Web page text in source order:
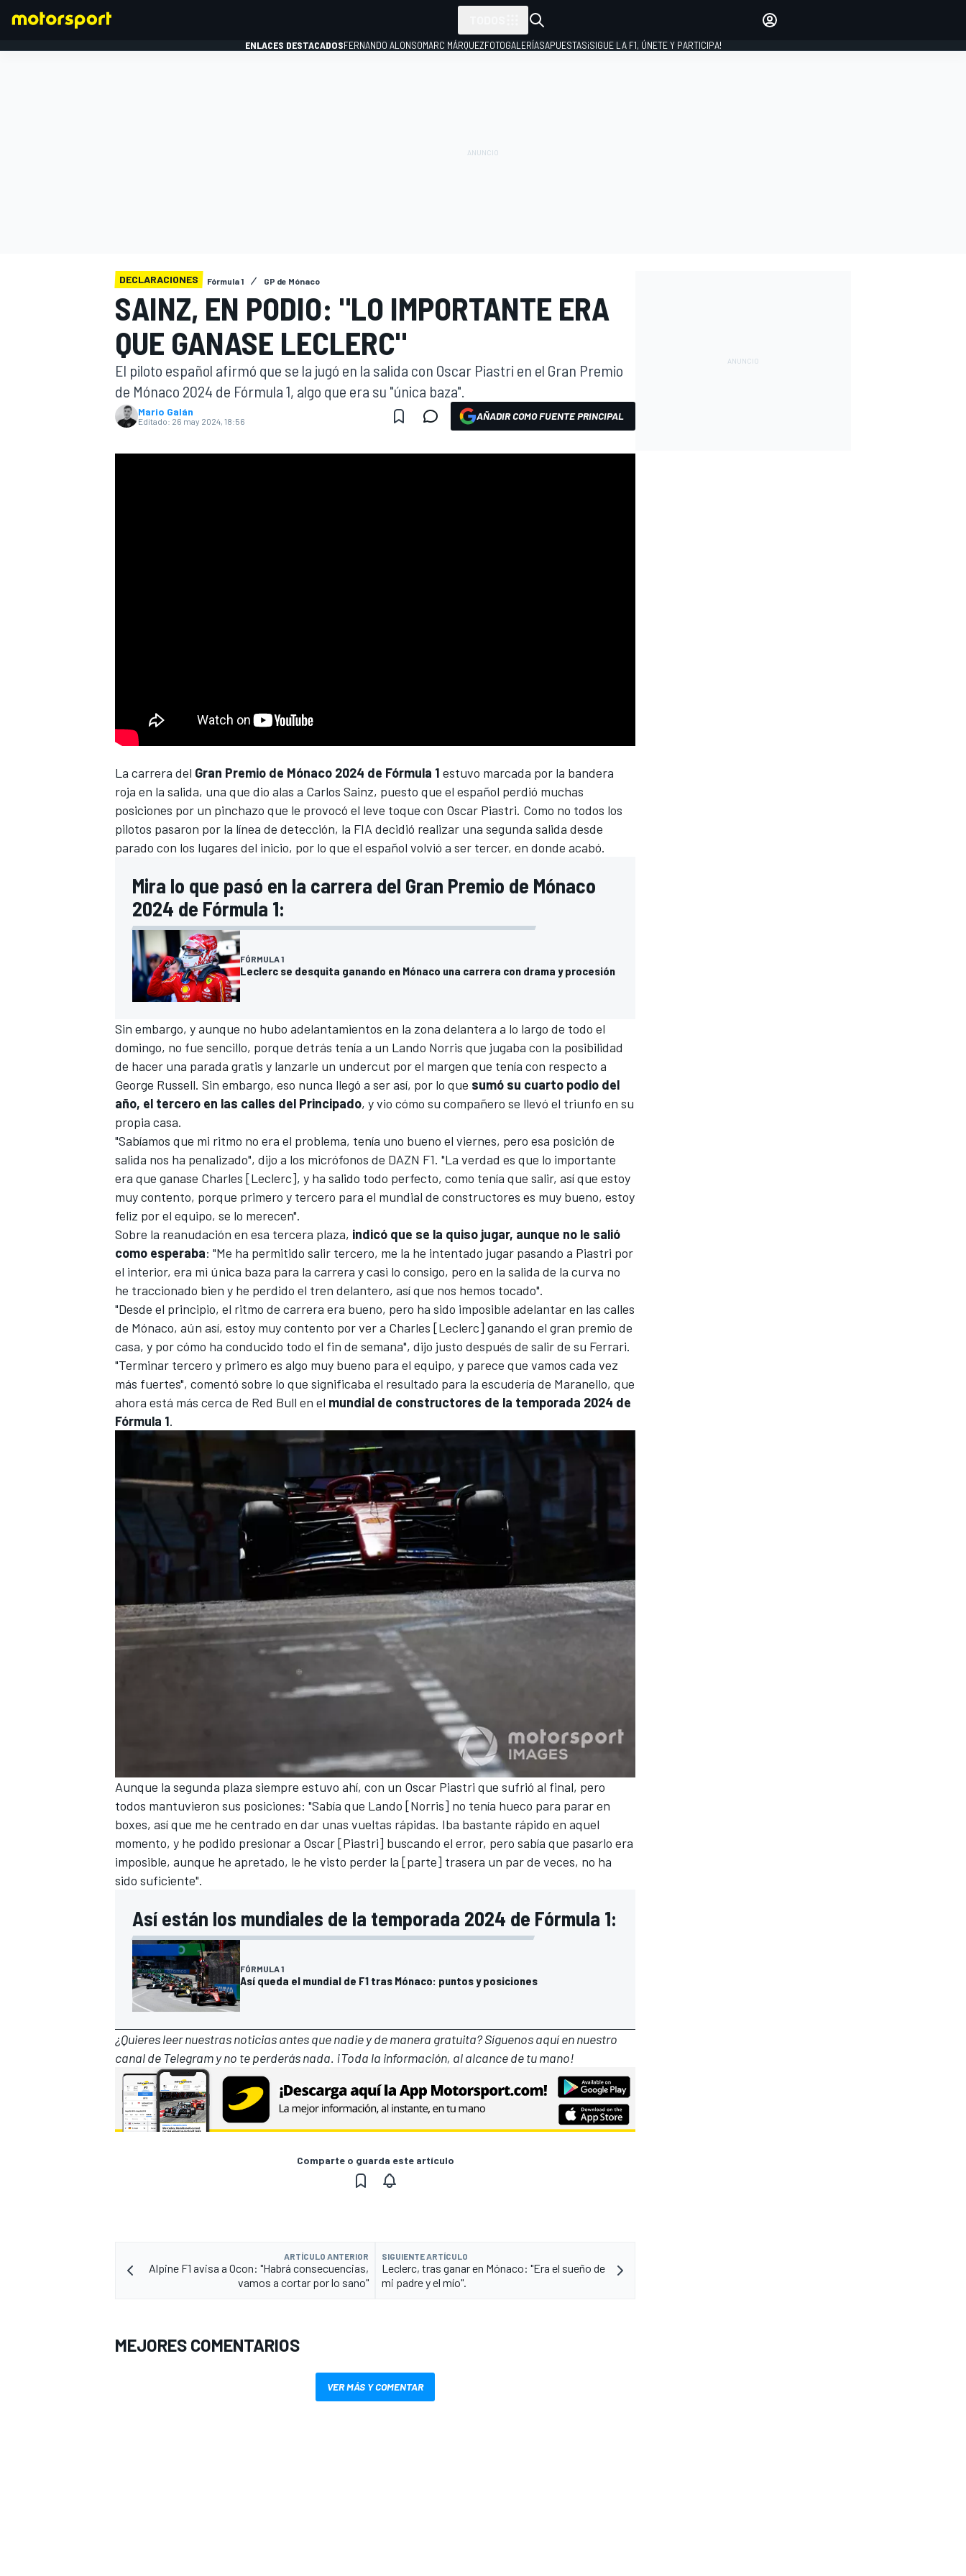
INDYCAR
MÁS CATEGORÍAS
ENLACES DESTACADOSFERNANDO ALONSOMARC MÁRQUEZFOTOGALERÍASAPUESTAS¡SIGUE LA F1, ÚNETE Y PARTICIPA!
DECLARACIONES Fórmula 1 GP de Mónaco
SAINZ, EN PODIO: "LO IMPORTANTE ERA
QUE GANASE LECLERC"
El piloto español afirmó que se la jugó en la salida con Oscar Piastri en el Gran Premio
de Mónaco 2024 de Fórmula 1, algo que era su "única baza".
Mario Galán
Editado: 26 may 2024, 18:56 AÑADIR COMO FUENTE PRINCIPAL
La carrera del Gran Premio de Mónaco 2024 de Fórmula 1 estuvo marcada por la bandera
roja en la salida, una que dio alas a Carlos Sainz, puesto que el español perdió muchas
posiciones por un pinchazo que le provocó el leve toque con Oscar Piastri. Como no todos los
pilotos pasaron por la línea de detección, la FIA decidió realizar una segunda salida desde
parado con los lugares del inicio, por lo que el español volvió a ser tercer, en donde acabó.
Mira lo que pasó en la carrera del Gran Premio de Mónaco
2024 de Fórmula 1:
FÓRMULA 1
Leclerc se desquita ganando en Mónaco una carrera con drama y procesión
Sin embargo, y aunque no hubo adelantamientos en la zona delantera a lo largo de todo el
domingo, no fue sencillo, porque detrás tenía a un Lando Norris que jugaba con la posibilidad
de hacer una parada gratis y lanzarle un undercut por el margen que tenía con respecto a
George Russell. Sin embargo, eso nunca llegó a ser así, por lo que sumó su cuarto podio del
año, el tercero en las calles del Principado, y vio cómo su compañero se llevó el triunfo en su
propia casa.
"Sabíamos que mi ritmo no era el problema, tenía uno bueno el viernes, pero esa posición de
salida nos ha penalizado", dijo a los micrófonos de DAZN F1. "La verdad es que lo importante
era que ganase Charles [Leclerc], y ha salido todo perfecto, como tenía que salir, así que estoy
muy contento, porque primero y tercero para el mundial de constructores es muy bueno, estoy
feliz por el equipo, se lo merecen".
Sobre la reanudación en esa tercera plaza, indicó que se la quiso jugar, aunque no le salió
como esperaba: "Me ha permitido salir tercero, me la he intentado jugar pasando a Piastri por
el interior, era mi única baza para la carrera y casi lo consigo, pero en la salida de la curva no
he traccionado bien y he perdido el tren delantero, así que nos hemos tocado".
"Desde el principio, el ritmo de carrera era bueno, pero ha sido imposible adelantar en las calles
de Mónaco, aún así, estoy muy contento por ver a Charles [Leclerc] ganando el gran premio de
casa, y por cómo ha conducido todo el fin de semana", dijo justo después de salir de su Ferrari.
"Terminar tercero y primero es algo muy bueno para el equipo, y parece que vamos cada vez
más fuertes", comentó sobre lo que significaba el resultado para la escudería de Maranello, que
ahora está más cerca de Red Bull en el mundial de constructores de la temporada 2024 de
Fórmula 1.
Aunque la segunda plaza siempre estuvo ahí, con un Oscar Piastri que sufrió al final, pero
todos mantuvieron sus posiciones: "Sabía que Lando [Norris] no tenía hueco para parar en
boxes, así que me he centrado en dar unas vueltas rápidas. Iba bastante rápido en aquel
momento, y he podido presionar a Oscar [Piastri] buscando el error, pero sabía que pasarlo era
imposible, aunque he apretado, le he visto perder la [parte] trasera un par de veces, no ha
sido suficiente".
Así están los mundiales de la temporada 2024 de Fórmula 1:
FÓRMULA 1
Así queda el mundial de F1 tras Mónaco: puntos y posiciones
¿Quieres leer nuestras noticias antes que nadie y de manera gratuita? Síguenosaquí en nuestro
canal de Telegramy no te perderás nada. ¡Toda la información, al alcance de tu mano!
Comparte o guarda este artículo
ARTÍCULO ANTERIOR
Alpine F1 avisa a Ocon: "Habrá consecuencias,
vamos a cortar por lo sano"
SIGUIENTE ARTÍCULO
Leclerc, tras ganar en Mónaco: "Era el sueño de
mi padre y el mío".
MEJORES COMENTARIOS
VER MÁS Y COMENTAR